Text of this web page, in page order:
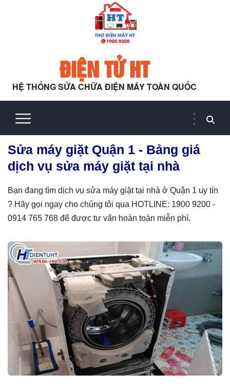
ĐIỆN TỬ HT
HỆ THỐNG SỬA CHỮA ĐIỆN MÁY TOÀN QUỐC
Sửa máy giặt Quận 1 - Bảng giá
dịch vụ sửa máy giặt tại nhà
Bạn đang tìm dịch vụ sửa máy giặt tại nhà ở Quận 1 uy tín
? Hãy gọi ngay cho chúng tôi qua HOTLINE: 1900 9200 -
0914 765 768 để được tư vấn hoàn toàn miễn phí.